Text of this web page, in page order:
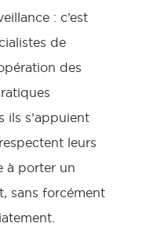
: c’est
de
des
ils s’appuient
leurs
à porter un
sans forcément